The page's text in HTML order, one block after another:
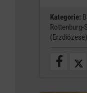
Kategorie:
Rottenburg-
(Erzdiözese)